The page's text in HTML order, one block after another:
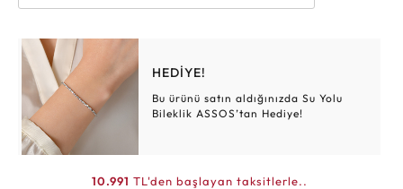
HEDİYE!
Bu ürünü satın aldığınızda Su Yolu
Bileklik ASSOS’tan Hediye!
10.991 TL'den başlayan taksitlerle..